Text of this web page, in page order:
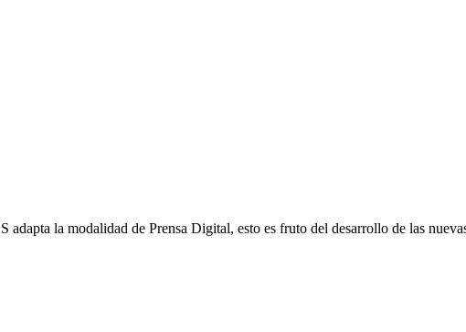
la modalidad de Prensa Digital, esto es fruto del desarrollo de las